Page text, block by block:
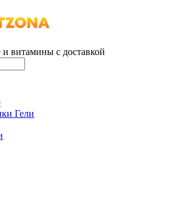
витамины с доставкой
Гели